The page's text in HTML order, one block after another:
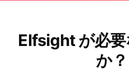
Elfsight が必
か？